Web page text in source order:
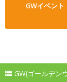
GWイベン
GW(ゴールデン